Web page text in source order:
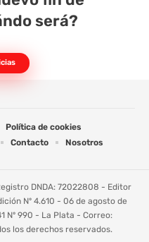
será?
Política de cookies
Contacto Nosotros
DNDA: 72022808 - Editor
Nº 4.610 - 06 de agosto de
Nº 990 - La Plata - Correo:
los derechos reservados.